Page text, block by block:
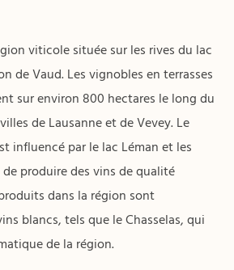
viticole située sur les rives du lac
de Vaud. Les vignobles en terrasses
sur environ 800 hectares le long du
de Lausanne et de Vevey. Le
influencé par le lac Léman et les
produire des vins de qualité
dans la région sont
blancs, tels que le Chasselas, qui
de la région.